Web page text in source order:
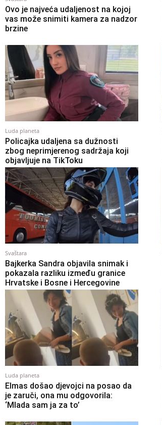
Ovo je najveća udaljenost na kojoj
vas može snimiti kamera za nadzor
brzine
Luda planeta
Policajka udaljena sa dužnosti
zbog neprimjerenog sadržaja koji
objavljuje na TikToku
Svaštara
Bajkerka Sandra objavila snimak i
pokazala razliku između granice
Hrvatske i Bosne i Hercegovine
Luda planeta
Elmas došao djevojci na posao da
je zaruči, ona mu odgovorila:
‘Mlada sam ja za to’